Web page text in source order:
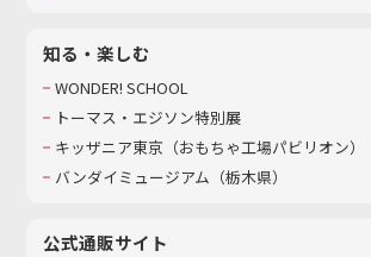
知る・楽しむ
WONDER! SCHOOL
トーマス・エジソン特別展
キッザニア東京（おもちゃ工場パビリオン）​
バンダイミュージアム（栃木県）
公式通販サイト